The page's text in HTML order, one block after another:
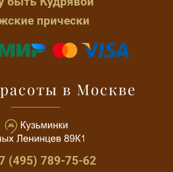
прически
в Москве
(495) 789-75-62